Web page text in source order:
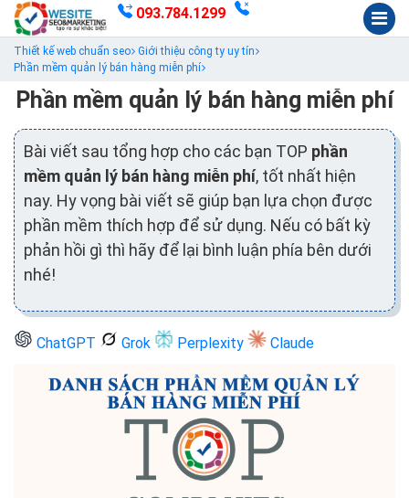
093.784.1299
Thiết kế web chuẩn seo Giới thiệu công ty uy tín
Phần mềm quản lý bán hàng miễn phí
Phần mềm quản lý bán hàng miễn phí
Bài viết sau tổng hợp cho các bạn TOP phần
mềm quản lý bán hàng miễn phí, tốt nhất hiện
nay. Hy vọng bài viết sẽ giúp bạn lựa chọn được
phần mềm thích hợp để sử dụng. Nếu có bất kỳ
phản hồi gì thì hãy để lại bình luận phía bên dưới
nhé!
ChatGPT Grok Perplexity Claude